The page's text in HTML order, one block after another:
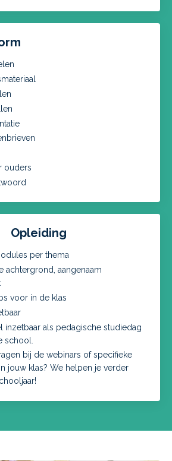
ouders
Opleiding
per thema
achtergrond, aangenaam
voor in de klas
inzetbaar als pedagische studiedag
school
bij de webinars of specifieke
jouw klas? We helpen je verder